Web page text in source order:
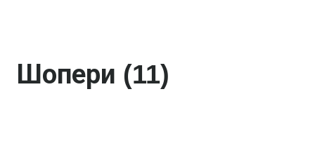
Шопери (11)